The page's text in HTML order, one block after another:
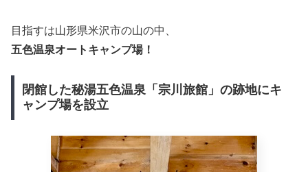
すが、その後夏休みに軽いグルキャンをして以来全くキャ
ンプをしていませんでした。
なぜでしょうか？
なんとなくわかるようなわからないような、そんなウジウ
おそらく、コロナ禍によるまあまあ大きめのキャンプブー